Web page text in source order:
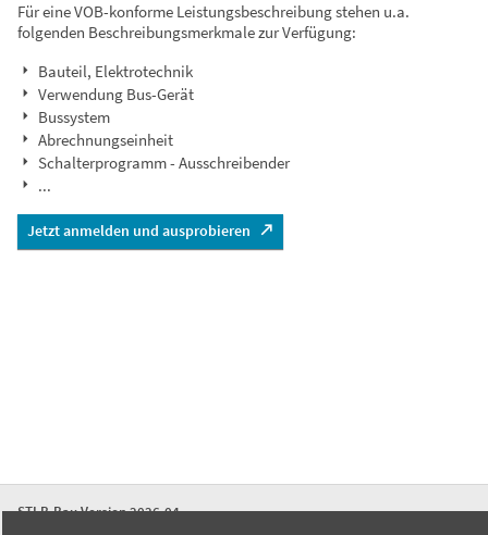
Für eine VOB-konforme Leistungsbeschreibung stehen u.a.
folgenden Beschreibungsmerkmale zur Verfügung:
Bauteil, Elektrotechnik
Verwendung Bus-Gerät
Bussystem
Abrechnungseinheit
Schalterprogramm - Ausschreibender
...
Jetzt anmelden und ausprobieren
STLB-Bau Version 2026-04